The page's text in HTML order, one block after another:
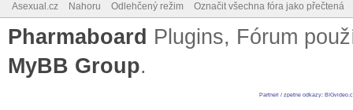
Asexual.cz Nahoru Odlehčený režim Označit všechna fóra jako přečtená
Pharmaboard Plugins, Fórum
MyBB Group.
Partneri / zpetne odkazy: